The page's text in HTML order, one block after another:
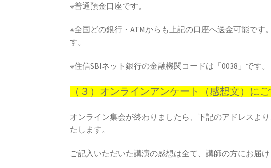
※普通預金口座です。
※全国どの銀行・ATMからも上記の口座へ送金可能で
す。
※住信SBIネット銀行の金融機関コードは「0038」です。
（３）オンラインアンケート（感想文）に
オンライン集会が終わりましたら、下記のアドレスよ
たします。
ご記入いただいた講演の感想は全て、講師の方にお届け